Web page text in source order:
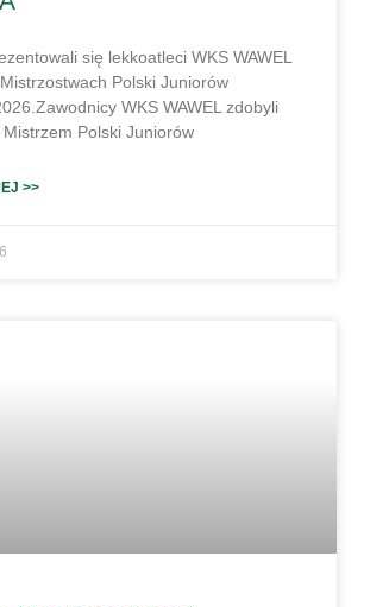
się lekkoatleci WKS WAWEL
Polski Juniorów
WKS WAWEL zdobyli
Polski Juniorów
>>